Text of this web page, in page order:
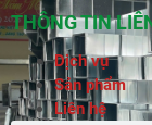
THÔNG TIN
Dịch vụ
Sản phẩm
Liên hệ